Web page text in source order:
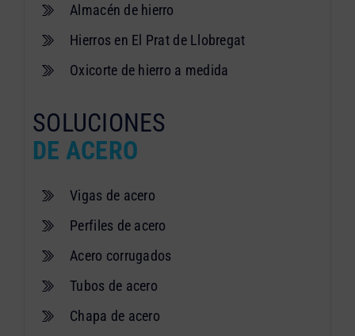
Almacén de hierro
Hierros en El Prat de Llobregat
Oxicorte de hierro a medida
SOLUCIONES
DE ACERO
Vigas de acero
Perfiles de acero
Acero corrugados
Tubos de acero
Chapa de acero